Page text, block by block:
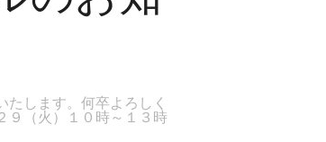
します。何卒よろしく
９（火）１０時～１３時